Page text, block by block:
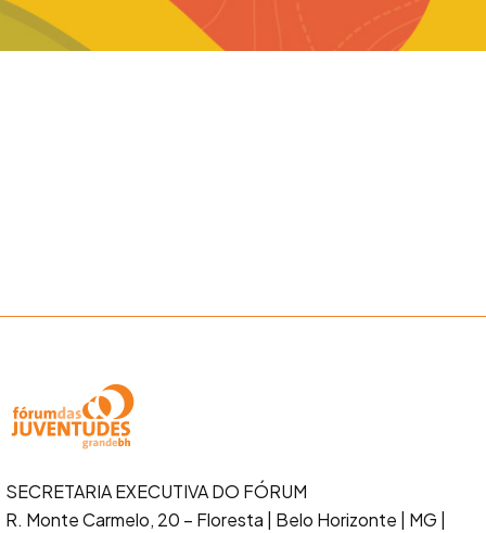
SECRETARIA EXECUTIVA DO FÓRUM
R. Monte Carmelo, 20 – Floresta
| Belo Horizonte | MG |